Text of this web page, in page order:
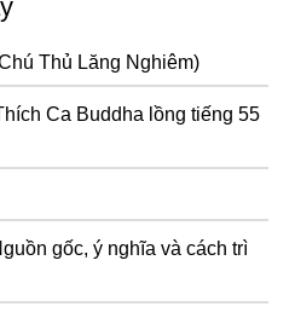
Thủ Lăng Nghiêm)
Ca Buddha lồng tiếng 55
gốc, ý nghĩa và cách trì